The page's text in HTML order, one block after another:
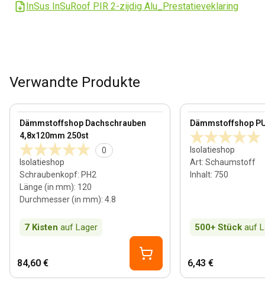
InSus InSuRoof PIR 2-zijdig Alu_Prestatieveklaring
Verwandte Produkte
Dämmstoffshop Dachschrauben
4,8x120mm 250st
0
Isolatieshop
Schraubenkopf: PH2
Länge (in mm): 120
Durchmesser (in mm): 4.8
7 Kisten auf Lager
View product
84,60 €
Dämmstoffshop
Isolatieshop
Art: Schaumstoff
Inhalt: 750
500+ Stück auf
View product
6,43 €